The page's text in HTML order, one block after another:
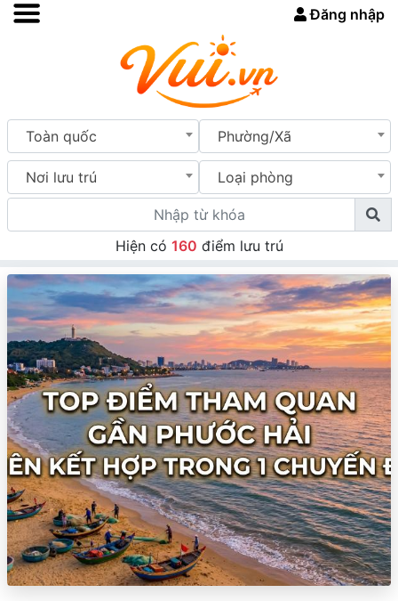
Đăng nhập
Toàn quốc Phường/Xã
Nơi lưu trú Loại phòng
Hiện có 160 điểm lưu trú